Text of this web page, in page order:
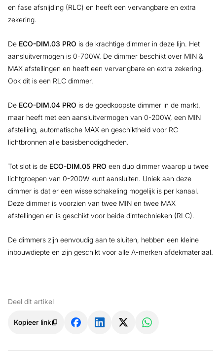
en fase afsnijding (RLC) en heeft een vervangbare en extra
zekering.
De ECO-DIM.03 PRO is de krachtige dimmer in deze lijn. Het
aansluitvermogen is 0-700W. De dimmer beschikt over MIN &
MAX afstellingen en heeft een vervangbare en extra zekering.
Ook dit is een RLC dimmer.
De ECO-DIM.04 PRO is de goedkoopste dimmer in de markt,
maar heeft met een aansluitvermogen van 0-200W, een MIN
afstelling, automatische MAX en geschiktheid voor RC
lichtbronnen alle basisbenodigdheden.
Tot slot is de ECO-DIM.05 PRO een duo dimmer waarop u twee
lichtgroepen van 0-200W kunt aansluiten. Uniek aan deze
dimmer is dat er een wisselschakeling mogelijk is per kanaal.
Deze dimmer is voorzien van twee MIN en twee MAX
afstellingen en is geschikt voor beide dimtechnieken (RLC).
De dimmers zijn eenvoudig aan te sluiten, hebben een kleine
inbouwdiepte en zijn geschikt voor alle A-merken afdekmateriaal.
Deel dit artikel
Kopieer link